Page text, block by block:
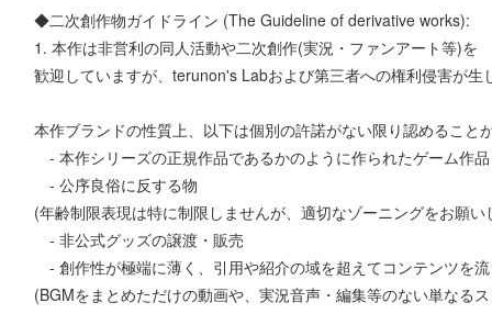
◆二次創作物ガイドライン (The Guideline of derivative works):
1. 本作は非営利の同人活動や二次創作(実況・ファンアート等)を
歓迎していますが、terunon's Labおよび第三者への権利侵害が生
本作ブランドの性質上、以下は個別の許諾がない限り認めること
- 本作シリーズの正規作品であるかのように作られたゲーム作品
- 公序良俗に反する物
(年齢制限表現は特に制限しませんが、適切なゾーニングをお願い
- 非公式グッズの譲渡・販売
- 創作性が極端に薄く、引用や紹介の域を超えてコンテンツを
(BGMをまとめただけの動画や、実況音声・編集等のない単なる